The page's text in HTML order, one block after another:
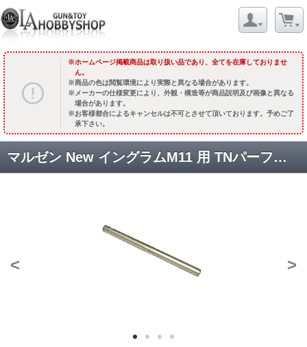
ホームページ掲載商品は取り扱い品であり、全てを在庫しておりませ
ん。
商品の色は閲覧環境により実際と異なる場合があります。
メーカーの仕様変更により、外観・構造等が商品説明及び画像と異なる
場合があります。
お客様都合によるキャンセルは不可とさせて頂いております。予めご了
承下さい。
マルゼン New イングラムM11 用 TNパーフェクトバレル [MZ0M11N] [取寄]
< >